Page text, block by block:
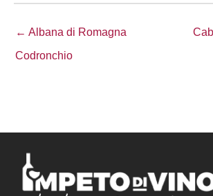
← Albana di Romagna
Codronchio